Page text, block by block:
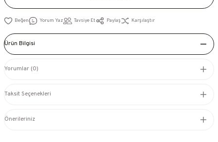
Yorum Yaz Tavsiye Et Paylaş Karşılaştır
Ürün Bilgisi
Yorumlar (0)
Taksit Seçenekleri
Önerileriniz